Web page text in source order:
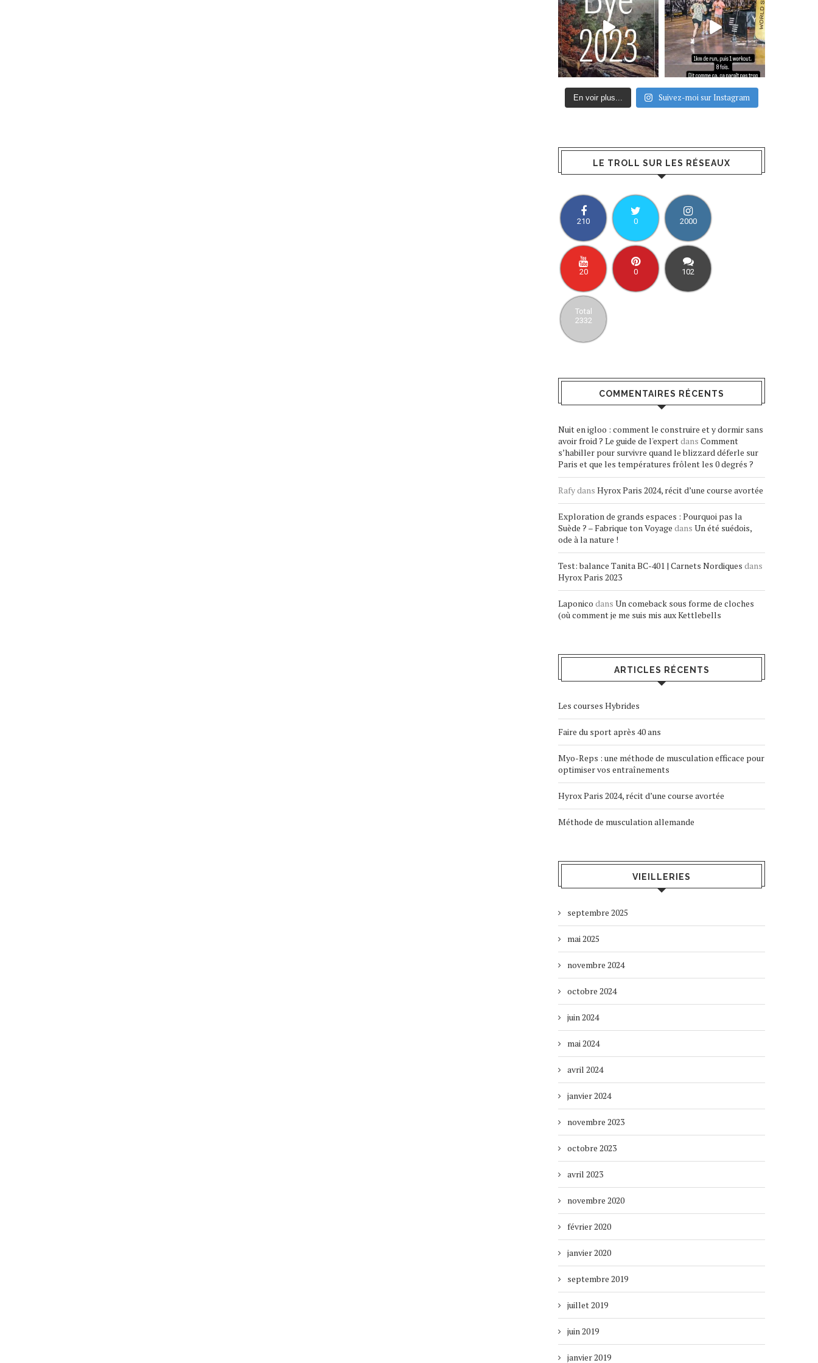
En voir plus... Suivez-moi sur Instagram
LE TROLL SUR LES RÉSEAUX
210 0 2000
20 0 102
Total
2332
COMMENTAIRES RÉCENTS
Nuit en igloo : comment le construire et y dormir sans
avoir froid ? Le guide de l'expertdans Comment
s’habiller pour survivre quand le blizzard déferle sur
Paris et que les températures frôlent les 0 degrés ?
Rafydans Hyrox Paris 2024, récit d’une course avortée
Exploration de grands espaces : Pourquoi pas la
Suède ? – Fabrique ton Voyage dans Un été suédois,
ode à la nature !
Test: balance Tanita BC-401 | Carnets Nordiques dans
Hyrox Paris 2023
Laponico dans Un comeback sous forme de cloches
(où comment je me suis mis aux Kettlebells
ARTICLES RÉCENTS
Les courses Hybrides
Faire du sport après 40 ans
Myo-Reps : une méthode de musculation efficace pour
optimiser vos entraînements
Hyrox Paris 2024, récit d’une course avortée
Méthode de musculation allemande
VIEILLERIES
septembre 2025
mai 2025
novembre 2024
octobre 2024
juin 2024
mai 2024
avril 2024
janvier 2024
novembre 2023
octobre 2023
avril 2023
novembre 2020
février 2020
janvier 2020
septembre 2019
juillet 2019
juin 2019
janvier 2019